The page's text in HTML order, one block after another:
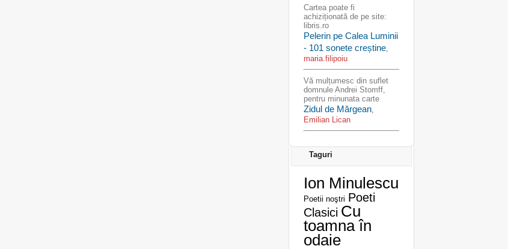
Cartea poate fi
achiziționată de pe site:
libris.ro
Pelerin pe Calea Luminii
- 101 sonete creștine,
maria.filipoiu
Vă mulțumesc din suflet
domnule Andrei Stomff,
pentru minunata carte
Zidul de Mărgean,
Emilian Lican
Taguri
Ion Minulescu
Poetii noştri Poeti
Clasici Cu
toamna în
odaie